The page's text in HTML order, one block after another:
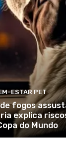
ESTAR PET
fogos
explica
do Mundo